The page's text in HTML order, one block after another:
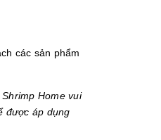
các sản phẩm
Home vui
được áp dụng